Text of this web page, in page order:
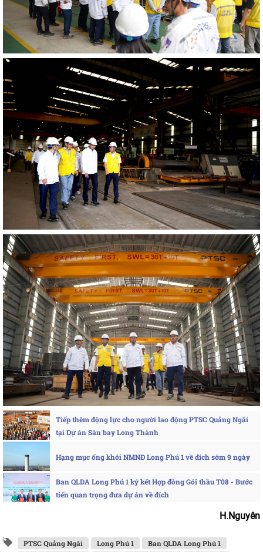
Tiếp thêm động lực cho người lao động PTSC Quảng Ngãi
tại Dự án Sân bay Long Thành
Hạng mục ống khói NMNĐ Long Phú 1 về đích sớm 9 ngày
Ban QLDA Long Phú 1 ký kết Hợp đồng Gói thầu T08 - Bước
tiến quan trọng đưa dự án về đích
H.Nguyên
PTSC Quảng Ngãi Long Phú 1
Ban QLDA Long Phú 1